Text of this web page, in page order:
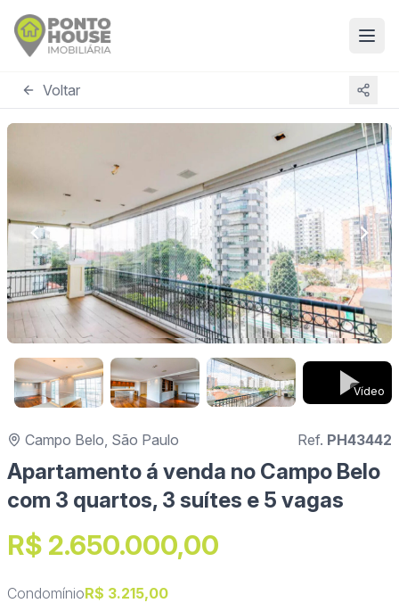
Voltar
Vídeo
Campo Belo, São Paulo Ref. PH43442
Apartamento á venda no Campo Belo
com 3 quartos, 3 suítes e 5 vagas
R$ 2.650.000,00
CondomínioR$ 3.215,00